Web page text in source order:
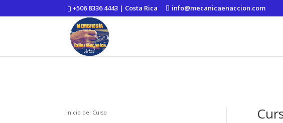
https://mecanicaenaccion.com/+506 8336 4443 | Costa Rica info@mecanicaenaccion.com
Inicio del Curso